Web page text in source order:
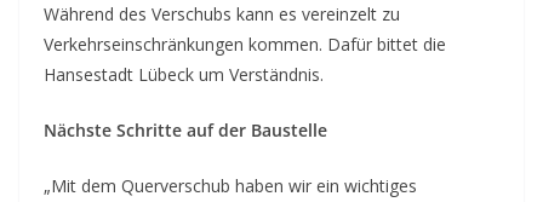
Während des Verschubs kann es vereinzelt zu
Verkehrseinschränkungen kommen. Dafür bittet die
Hansestadt Lübeck um Verständnis.
Nächste Schritte auf der Baustelle
„Mit dem Querverschub haben wir ein wichtiges